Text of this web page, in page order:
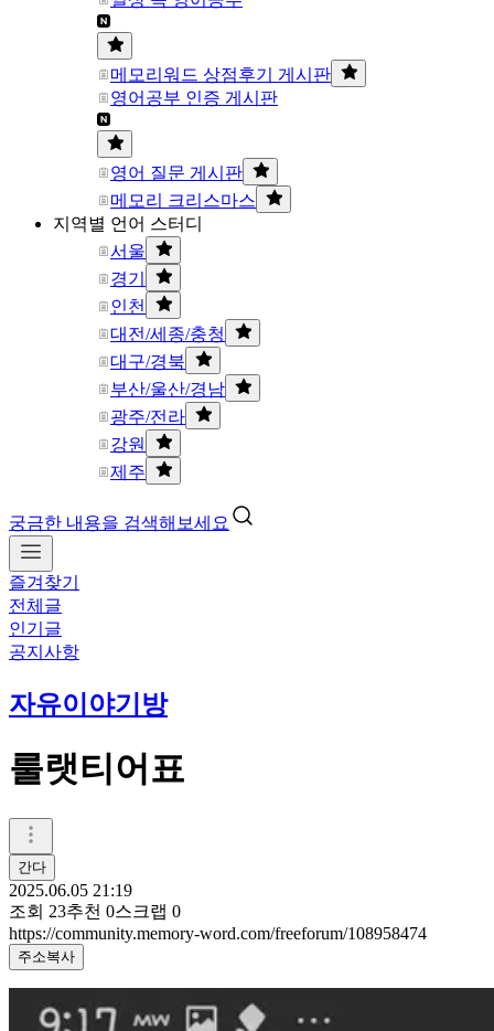
메모리워드 상점후기 게시판
영어공부 인증 게시판
영어 질문 게시판
메모리 크리스마스
지역별 언어 스터디
서울
경기
인천
대전/세종/충청
대구/경북
부산/울산/경남
광주/전라
강원
제주
궁금한 내용을 검색해보세요
즐겨찾기
전체글
인기글
공지사항
자유이야기방
룰랫티어표
간다
2025.06.05 21:19
조회 23추천 0스크랩 0
https://community.memory-word.com/freeforum/108958474
주소복사